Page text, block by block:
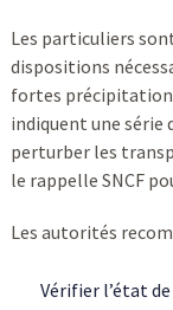
Les particuliers
dispositions
fortes
indiquent une série
perturber les
le rappelle SNCF
Les autorités
Vérifier l’état